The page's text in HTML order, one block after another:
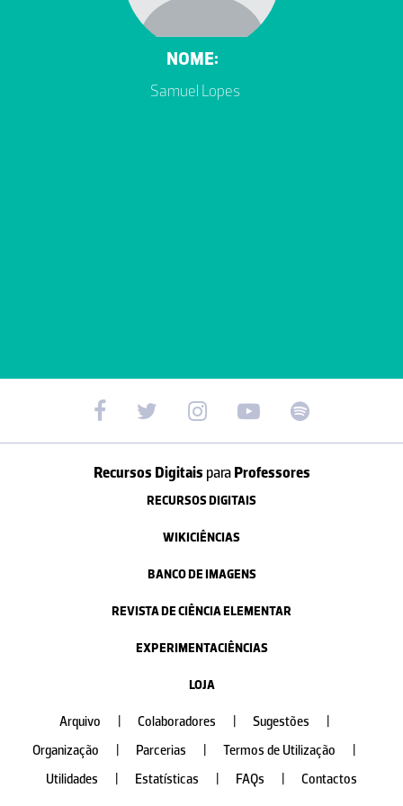
NOME:
Samuel Lopes
Recursos Digitais paraProfessores
RECURSOS DIGITAIS
WIKICIÊNCIAS
BANCO DE IMAGENS
REVISTA DE CIÊNCIA ELEMENTAR
EXPERIMENTACIÊNCIAS
LOJA
Arquivo Colaboradores Sugestões
Organização
Parcerias Termos de Utilização
Utilidades
Estatísticas FAQs Contactos